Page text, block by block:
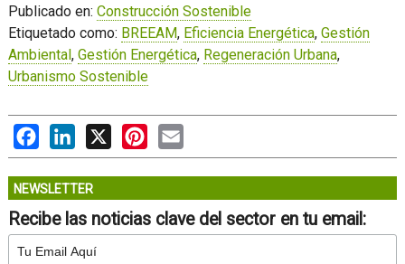
Publicado en: Construcción Sostenible
Etiquetado como: BREEAM, Eficiencia Energética, Gestión
Ambiental, Gestión Energética, Regeneración Urbana,
Urbanismo Sostenible
FacebookLinkedIn
X PinterestEmail
NEWSLETTER
Recibe las noticias clave del sector en tu email: